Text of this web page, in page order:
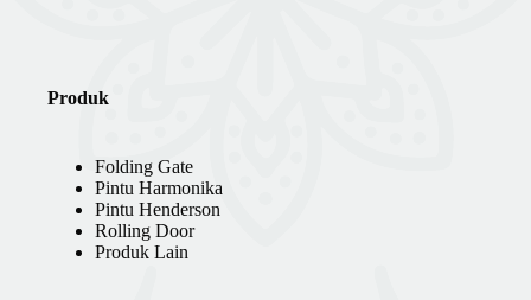
Produk
Folding Gate
Pintu Harmonika
Pintu Henderson
Rolling Door
Produk Lain